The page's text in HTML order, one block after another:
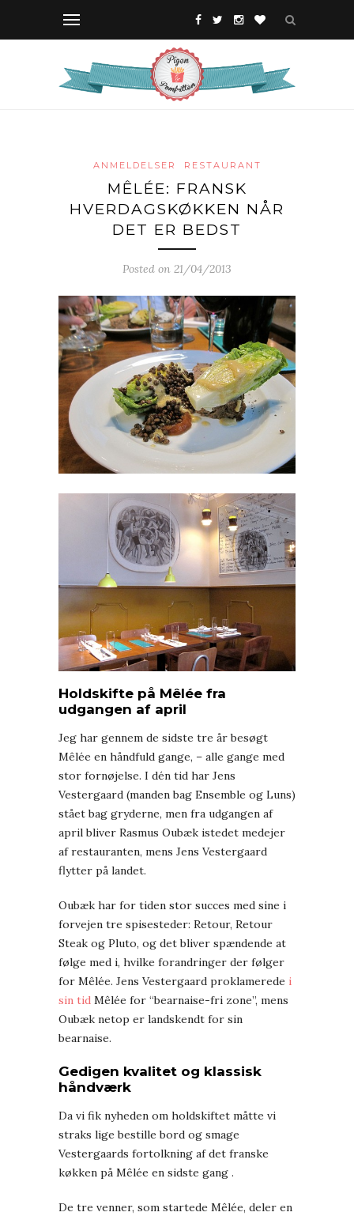
ANMELDELSER RESTAURANT
MÊLÉE: FRANSK
HVERDAGSKØKKEN NÅR
DET ER BEDST
Posted on 21/04/2013
Holdskifte på Mêlée fra
udgangen af april
Jeg har gennem de sidste tre år besøgt
Mêlée en håndfuld gange, – alle gange med
stor fornøjelse. I dén tid har Jens
Vestergaard (manden bag Ensemble og Luns)
stået bag gryderne, men fra udgangen af
april bliver Rasmus Oubæk istedet medejer
af restauranten, mens Jens Vestergaard
flytter på landet.
Oubæk har for tiden stor succes med sine i
forvejen tre spisesteder: Retour, Retour
Steak og Pluto, og det bliver spændende at
følge med i, hvilke forandringer der følger
for Mêlée. Jens Vestergaard proklamerede i
sin tid Mêlée for “bearnaise-fri zone”, mens
Oubæk netop er landskendt for sin
bearnaise.
Gedigen kvalitet og klassisk
håndværk
Da vi fik nyheden om holdskiftet måtte vi
straks lige bestille bord og smage
Vestergaards fortolkning af det franske
køkken på Mêlée en sidste gang .
De tre venner, som startede Mêlée, deler en